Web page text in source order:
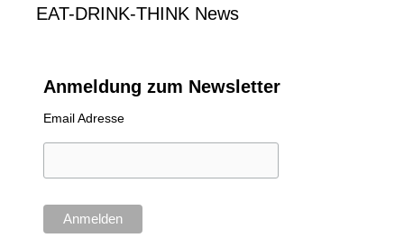
EAT-DRINK-THINK News
Anmeldung zum Newsletter
Email Adresse